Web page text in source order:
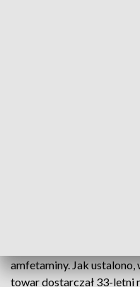
amfetaminy. Jak
towar dostarczał 33-letni